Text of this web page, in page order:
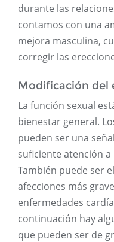
durante las
contamos con una
mejora masculina,
corregir las
Modificación del
La función sexual
bienestar general.
pueden ser una
suficiente atención
También puede ser
afecciones más
enfermedades
continuación hay
que pueden ser de